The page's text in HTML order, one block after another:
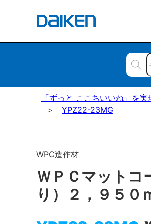
「ずっと ここちいいね」を
YPZ22-23MG
WPC造作材
ＷＰＣマット
り）２，９５０